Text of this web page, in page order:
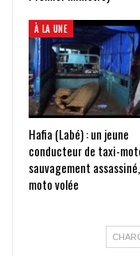
À LA UNE
Hafia (Labé) : un jeune
conducteur de taxi-
sauvagement
moto volée